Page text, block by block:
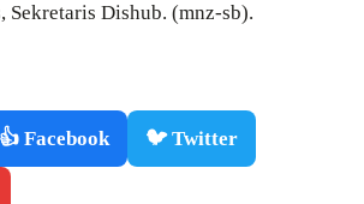
Sekretaris Dishub. (mnz-sb).
👍 Facebook 🐦 Twitter